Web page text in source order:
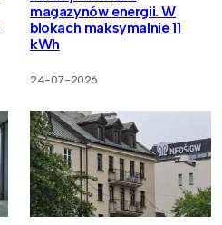
magazynów energii. W
blokach maksymalnie 11
kWh
24-07-2026